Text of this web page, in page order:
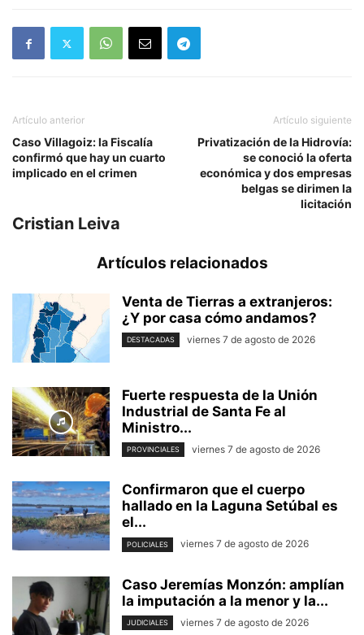
Artículo anterior
Caso Villagoiz: la Fiscalía
confirmó que hay un cuarto
implicado en el crimen
Artículo siguiente
Privatización de la Hidrovía:
se conoció la oferta
económica y dos empresas
belgas se dirimen la
licitación
Cristian Leiva
Artículos relacionados
Venta de Tierras a extranjeros:
¿Y por casa cómo andamos?
DESTACADAS viernes 7 de agosto de 2026
Fuerte respuesta de la Unión
Industrial de Santa Fe al
Ministro...
PROVINCIALES viernes 7 de agosto de 2026
Confirmaron que el cuerpo
hallado en la Laguna Setúbal es
el...
POLICIALES viernes 7 de agosto de 2026
Caso Jeremías Monzón: amplían
la imputación a la menor y la...
JUDICIALES viernes 7 de agosto de 2026